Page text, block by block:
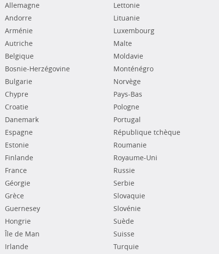
Allemagne
Andorre
Arménie
Autriche
Belgique
Bosnie-Herzégovine
Bulgarie
Chypre
Croatie
Danemark
Espagne
Estonie
Finlande
France
Géorgie
Grèce
Guernesey
Hongrie
Île de Man
Irlande
Lettonie
Lituanie
Luxembourg
Malte
Moldavie
Monténégro
Norvège
Pays-Bas
Pologne
Portugal
République tchèque
Roumanie
Royaume-Uni
Russie
Serbie
Slovaquie
Slovénie
Suède
Suisse
Turquie